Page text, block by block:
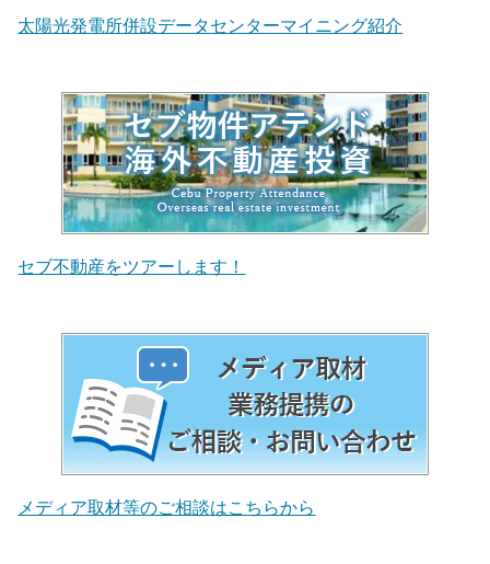
太陽光発電所併設データセンターマイニング紹介
セブ不動産をツアーします！
メディア取材等のご相談はこちらから